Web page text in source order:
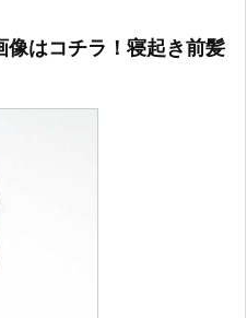
像はコチラ！寝起き前髪